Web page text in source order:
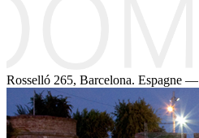
Rosselló 265, Barcelona. Espagne —